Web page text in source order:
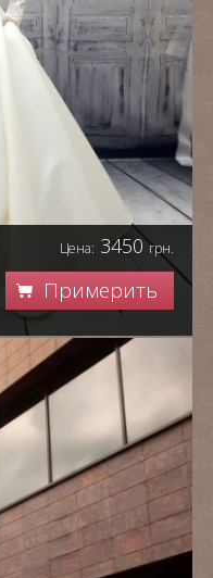
Цена: 3450грн.
Примерить